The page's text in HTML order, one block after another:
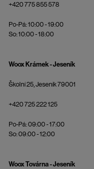
+420 775 855 578
Po-Pá: 10:00 - 19:00
So: 10:00 - 18:00
Woox Krámek - Jeseník
Školní 25, Jeseník 79001
+420 725 222 125
Po-Pá: 09:00 - 17:00
So: 09:00 - 12:00
Woox Továrna - Jeseník